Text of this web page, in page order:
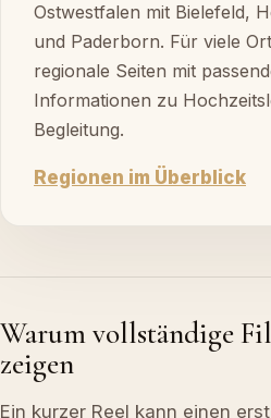
Ostwestfalen mit Bielefeld,
und Paderborn. Für viele
regionale Seiten mit
Informationen zu
Begleitung.
Regionen im Überblick
Warum vollständige
zeigen
Ein kurzer Reel kann einen